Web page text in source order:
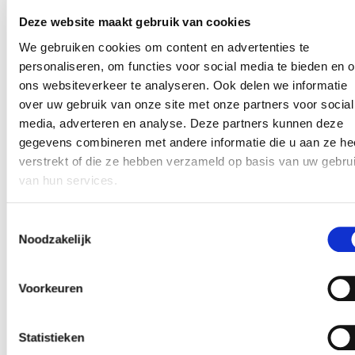
Deze website maakt gebruik van cookies
We gebruiken cookies om content en advertenties te
personaliseren, om functies voor social media te bieden en
ons websiteverkeer te analyseren. Ook delen we informatie
over uw gebruik van onze site met onze partners voor social
media, adverteren en analyse. Deze partners kunnen deze
gegevens combineren met andere informatie die u aan ze
verstrekt of die ze hebben verzameld op basis van uw
van hun services.
Noodzakelijk
Voorkeuren
Statistieken
pensioengerechtigde leeftijd.
arbeidsongeschiktheidsverzekering kunt afsluiten,
word je meestal medisch gekeurd. Bestaande
aandoeningen of een slechte gezondheid kunnen
leiden tot hogere premies of uitsluitingen van
bepaalde risico’s.
Alternatieven voor een AOV
beroep. Sommige ondernemers kiezen daarom
Broodfondsen
opbouwt. Wordt een van hen ziek, dan ontvangt hij
of zij een uitkering uit dit fonds. Dit systeem is vaak